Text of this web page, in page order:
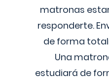
matronas
responderte.
de forma
Una
estudiará de